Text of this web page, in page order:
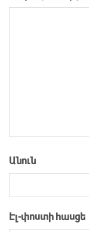
Անուն
Էլ-փոստի հասցե